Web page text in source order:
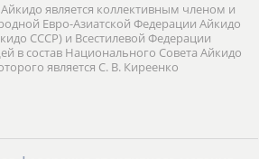
является коллективным членом и
Евро-Азиатской Федерации Айкидо
СССР) и Всестилевой Федерации
в состав Национального Совета Айкидо
является С. В. Киреенко